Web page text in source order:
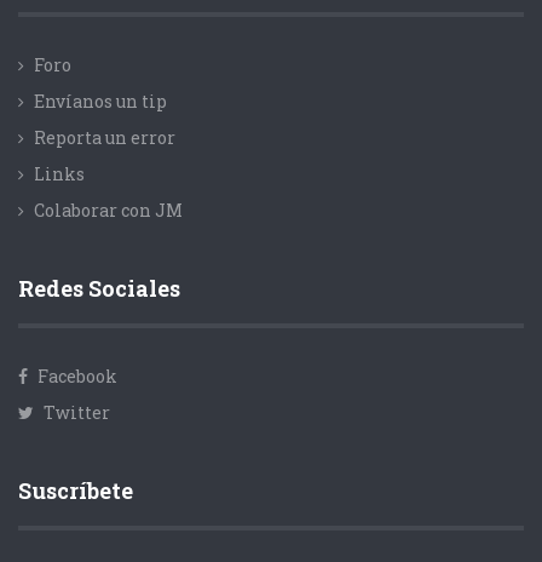
Foro
Envíanos un tip
Reporta un error
Links
Colaborar con JM
Redes Sociales
Facebook
Twitter
Suscríbete